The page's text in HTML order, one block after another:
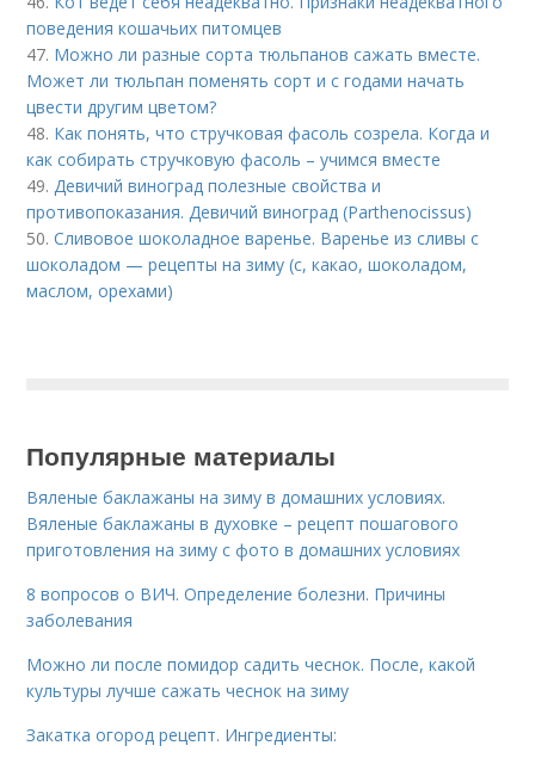
поведения кошачьих питомцев
47. Можно ли разные сорта тюльпанов сажать вместе.
Может ли тюльпан поменять сорт и с годами начать
цвести другим цветом?
48. Как понять, что стручковая фасоль созрела. Когда и
как собирать стручковую фасоль – учимся вместе
49.Девичий виноград полезные свойства и
противопоказания. Девичий виноград (Parthenocissus)
50.Сливовое шоколадное варенье. Варенье из сливы с
шоколадом — рецепты на зиму (с, какао, шоколадом,
маслом, орехами)
Популярные материалы
Вяленые баклажаны на зиму в домашних условиях.
Вяленые баклажаны в духовке – рецепт пошагового
приготовления на зиму с фото в домашних условиях
8 вопросов о ВИЧ. Определение болезни. Причины
заболевания
Можно ли после помидор садить чеснок. После, какой
культуры лучше сажать чеснок на зиму
Закатка огород рецепт. Ингредиенты: